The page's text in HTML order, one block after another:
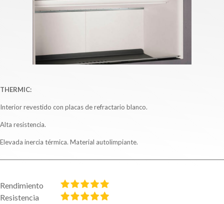
THERMIC:
Interior revestido con placas de refractario blanco.
Alta resistencia.
Elevada inercia térmica. Material autolimpiante.
Rendimiento
Resistencia